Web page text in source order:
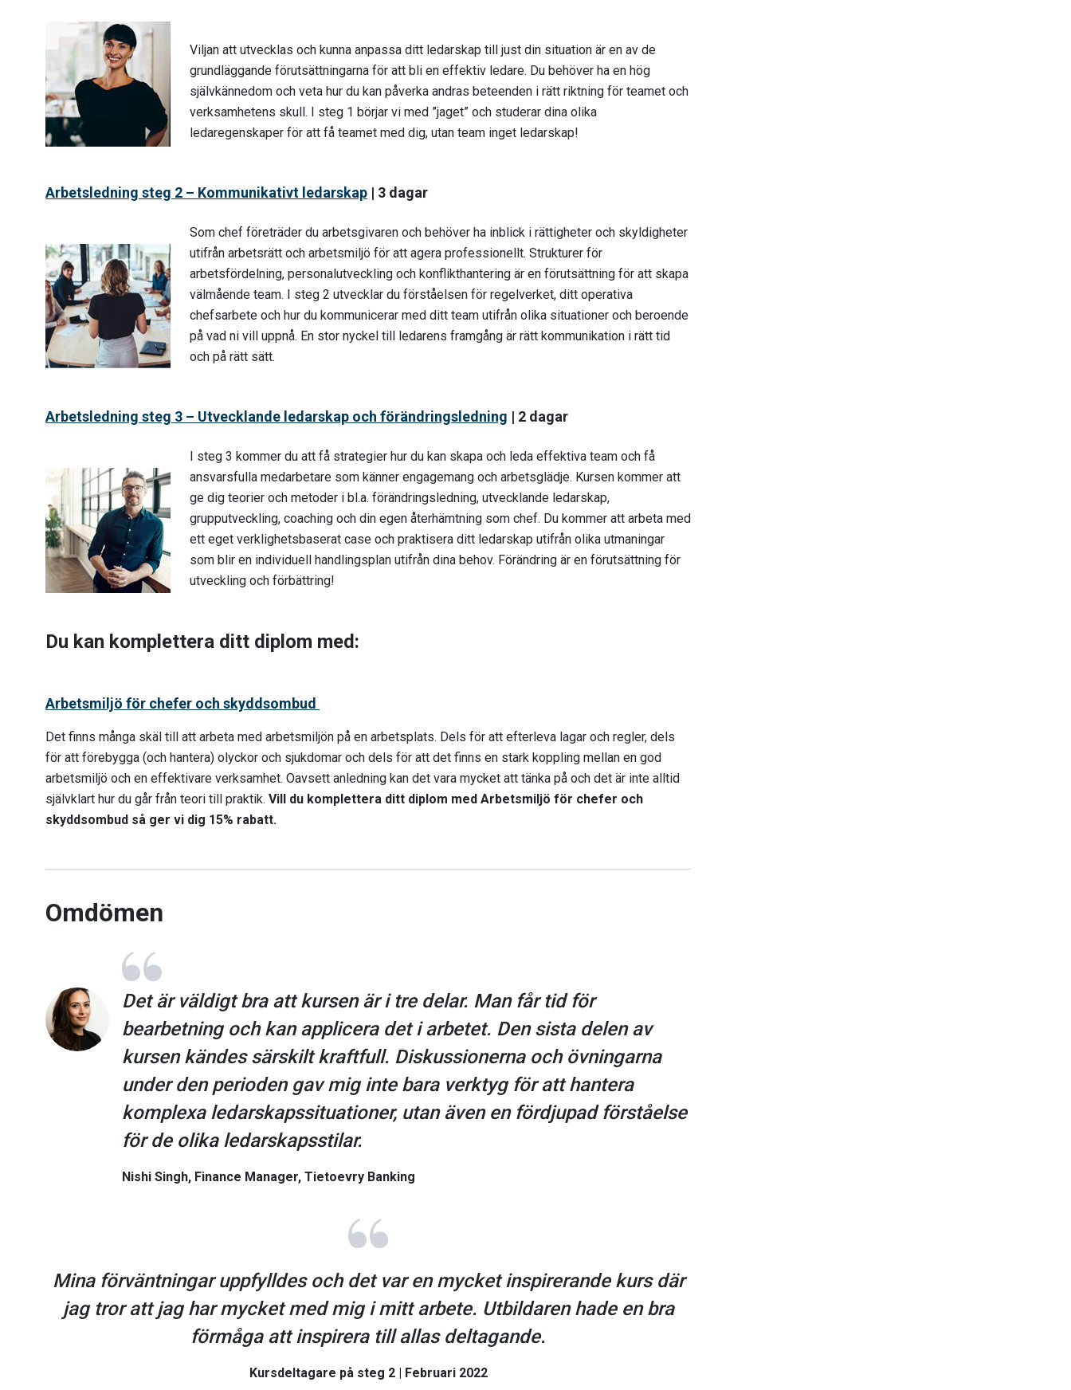
Viljan att utvecklas och kunna anpassa ditt ledarskap till just din situation är en av de
grundläggande förutsättningarna för att bli en effektiv ledare. Du behöver ha en hög
självkännedom och veta hur du kan påverka andras beteenden i rätt riktning för teamet och
verksamhetens skull. I steg 1 börjar vi med ”jaget” och studerar dina olika
ledaregenskaper för att få teamet med dig, utan team inget ledarskap!
Arbetsledning steg 2 – Kommunikativt ledarskap | 3 dagar
Som chef företräder du arbetsgivaren och behöver ha inblick i rättigheter och skyldigheter
utifrån arbetsrätt och arbetsmiljö för att agera professionellt. Strukturer för
arbetsfördelning, personalutveckling och konflikthantering är en förutsättning för att skapa
välmående team. I steg 2 utvecklar du förståelsen för regelverket, ditt operativa
chefsarbete och hur du kommunicerar med ditt team utifrån olika situationer och beroende
på vad ni vill uppnå. En stor nyckel till ledarens framgång är rätt kommunikation i rätt tid
och på rätt sätt.
Arbetsledning steg 3 – Utvecklande ledarskap och förändringsledning | 2 dagar
I steg 3 kommer du att få strategier hur du kan skapa och leda effektiva team och få
ansvarsfulla medarbetare som känner engagemang och arbetsglädje. Kursen kommer att
ge dig teorier och metoder i bl.a. förändringsledning, utvecklande ledarskap,
grupputveckling, coaching och din egen återhämtning som chef. Du kommer att arbeta med
ett eget verklighetsbaserat case och praktisera ditt ledarskap utifrån olika utmaningar
som blir en individuell handlingsplan utifrån dina behov. Förändring är en förutsättning för
utveckling och förbättring!
Du kan komplettera ditt diplom med:
Arbetsmiljö för chefer och skyddsombud
Det finns många skäl till att arbeta med arbetsmiljön på en arbetsplats. Dels för att efterleva lagar och regler, dels
för att förebygga (och hantera) olyckor och sjukdomar och dels för att det finns en stark koppling mellan en god
arbetsmiljö och en effektivare verksamhet. Oavsett anledning kan det vara mycket att tänka på och det är inte alltid
självklart hur du går från teori till praktik. Vill du komplettera ditt diplom med Arbetsmiljö för chefer och
skyddsombud så ger vi dig 15% rabatt.
Omdömen
Det är väldigt bra att kursen är i tre delar. Man får tid för
bearbetning och kan applicera det i arbetet. Den sista delen av
kursen kändes särskilt kraftfull. Diskussionerna och övningarna
under den perioden gav mig inte bara verktyg för att hantera
komplexa ledarskapssituationer, utan även en fördjupad förståelse
för de olika ledarskapsstilar.
Nishi Singh, Finance Manager, Tietoevry Banking
Mina förväntningar uppfylldes och det var en mycket inspirerande kurs där
jag tror att jag har mycket med mig i mitt arbete. Utbildaren hade en bra
förmåga att inspirera till allas deltagande.
Kursdeltagare på steg 2 | Februari 2022